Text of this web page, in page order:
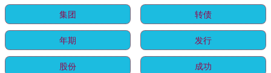
集团 转债
年期 发行
股份 成功